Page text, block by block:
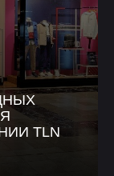
TLN